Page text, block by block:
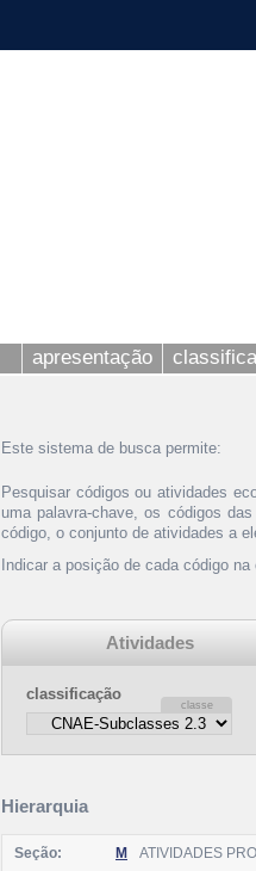
apresentação
Este sistema de busca permite:
Pesquisar códigos ou atividades
uma palavra-chave, os códigos
código, o conjunto de atividades a
Indicar a posição de cada código
Atividades
classificação
Hierarquia
Seção: M ATIVIDADES